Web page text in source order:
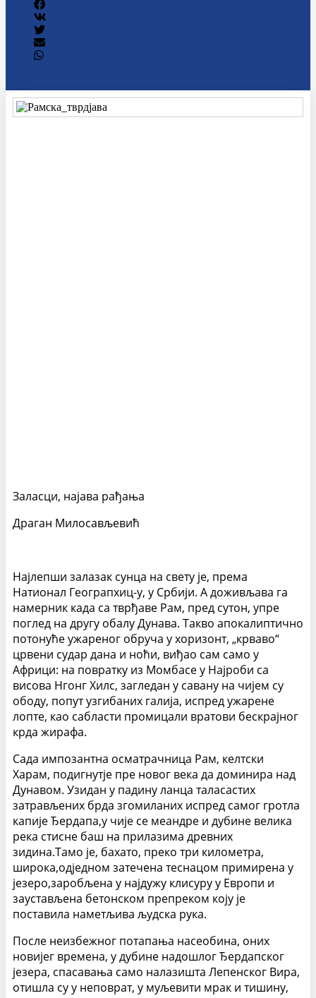
Заласци, најава рађања
Драган Милосављевић
Најлепши залазак сунца на свету је, према
Натионал Геограпхиц-у, у Србији. А доживљава га
намерник када са тврђаве Рам, пред сутон, упре
поглед на другу обалу Дунава. Такво апокалиптично
потонуће ужареног обруча у хоризонт, „крваво“
црвени судар дана и ноћи, виђао сам само у
Африци: на повратку из Момбасе у Најроби са
висова Нгонг Хилс, загледан у савану на чијем су
ободу, попут узгибаних галија, испред ужарене
лопте, као сабласти промицали вратови бескрајног
крда жирафа.
Сада импозантна осматрачница Рам, келтски
Харам, подигнутје пре новог века да доминира над
Дунавом. Узидан у падину ланца таласастих
затрављених брда згомиланих испред самог гротла
капије Ђердапа,у чије се меандре и дубине велика
река стисне баш на прилазима древних
зидина.Тамо је, бахато, преко три километра,
широка,одједном затечена теснацом примирена у
језеро,заробљена у најдужу клисуру у Европи и
заустављена бетонском препреком коју је
поставила наметљива људска рука.
После неизбежног потапања насеобина, оних
новијег времена, у дубине надошлог Ђердапског
језера, спасавања само налазишта Лепенског Вира,
отишла су у неповрат, у муљевити мрак и тишину,